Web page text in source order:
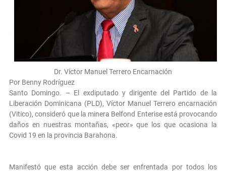
Dr. Víctor Manuel Terrero Encarnación
Por Benny Rodríguez
Santo Domingo. – El exdiputado y dirigente del Partido de la
Liberación Dominicana (PLD), Víctor Manuel Terrero encarnación
(Vitico), consideró que la minera Belfond Enterise está provocando
daños en nuestras montañas, «peor» que los que ocasiona la
Covid 19 en la provincia Barahona.
Manifestó que esta acción debe ser enfrentada por todos los